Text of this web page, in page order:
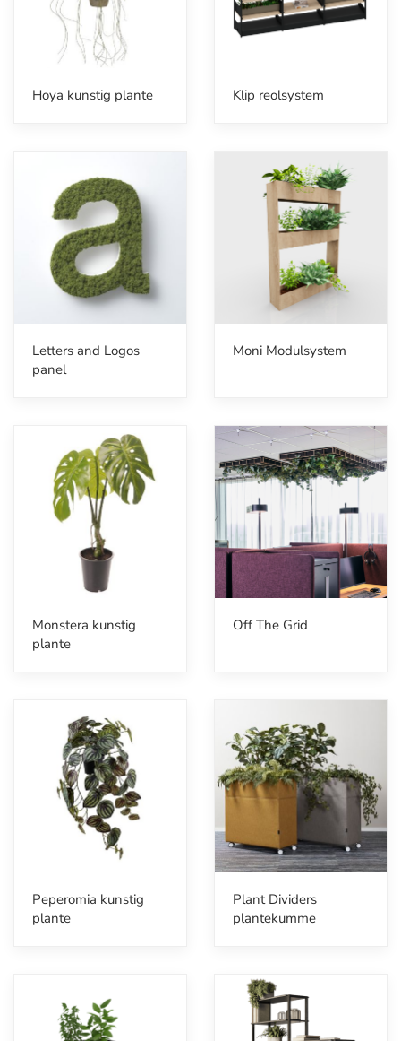
Hoya kunstig plante Klip reolsystem
Letters and Logos
panel
Moni Modulsystem
Monstera kunstig
plante
Off The Grid
Peperomia kunstig
plante
Plant Dividers
plantekumme